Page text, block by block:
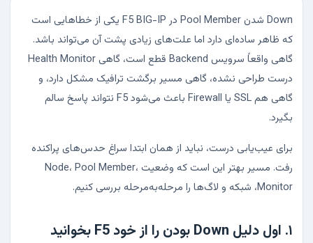
Down شدن Pool Member در F5 BIG-IP یکی از خطاهایی است
که ظاهر ساده‌ای دارد اما علت‌های زیادی پشت آن می‌تواند باشد.
گاهی واقعاً سرویس Backend قطع است، گاهی Health Monitor
درست طراحی نشده، گاهی مسیر برگشت ترافیک مشکل دارد، و
گاهی هم SSL یا Firewall باعث می‌شود F5 نتواند پاسخ سالم
بگیرد.
برای عیب‌یابی درست، نباید از همان ابتدا سراغ حدس‌های پراکنده
رفت. مسیر بهتر این است که وضعیت Node، Pool Member،
Monitor، شبکه و لاگ‌ها را مرحله‌به‌مرحله بررسی کنیم.
۱. اول دلیل Down بودن را از خود F5 بخوانید